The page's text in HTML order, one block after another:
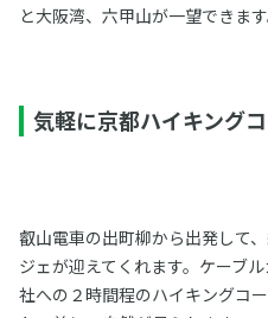
と大阪湾、六甲山が一望できます
気軽に京都ハイキング
叡山電車の出町柳から出発して
ジェが迎えてくれます。ケーブ
社への２時間程のハイキングコ